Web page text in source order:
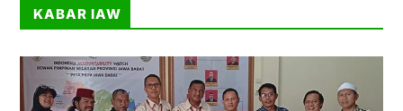
KABAR IAW